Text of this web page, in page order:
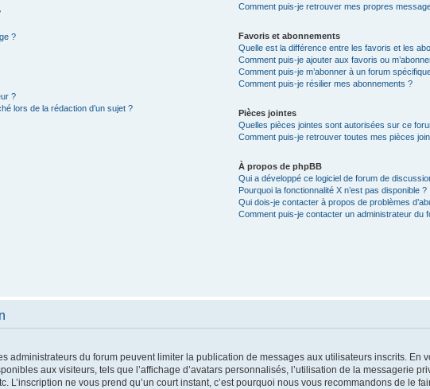
?
?
lors de la rédaction d’un sujet ?
Comment puis-je retrouver mes propres
Favoris et abonnements
Quelle est la différence entre les favoris et les
Comment puis-je ajouter aux favoris ou
Comment puis-je m’abonner à un forum
Comment puis-je résilier mes abonnements ?
Pièces jointes
Quelles pièces jointes sont autorisées sur ce
Comment puis-je retrouver toutes mes pièces
À propos de phpBB
Qui a développé ce logiciel de forum de
Pourquoi la fonctionnalité X n’est pas disponible ?
Qui dois-je contacter à propos de problèmes
Comment puis-je contacter un administrateur du
administrateurs du forum peuvent limiter la publication de messages aux utilisateurs inscrits.
aux visiteurs, tels que l’affichage d’avatars personnalisés, l’utilisation de la messagerie
L’inscription ne vous prend qu’un court instant, c’est pourquoi nous vous recommandons de le